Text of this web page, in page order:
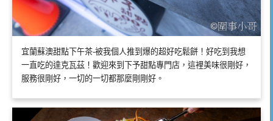
宜蘭蘇澳甜點下午茶-被我個人推到爆的超好吃鬆餅！好吃到我想
一直吃的達克瓦茲！歡迎來到下予甜點專門店，這裡美味很剛好，
服務很剛好，一切的一切都那麼剛剛好。